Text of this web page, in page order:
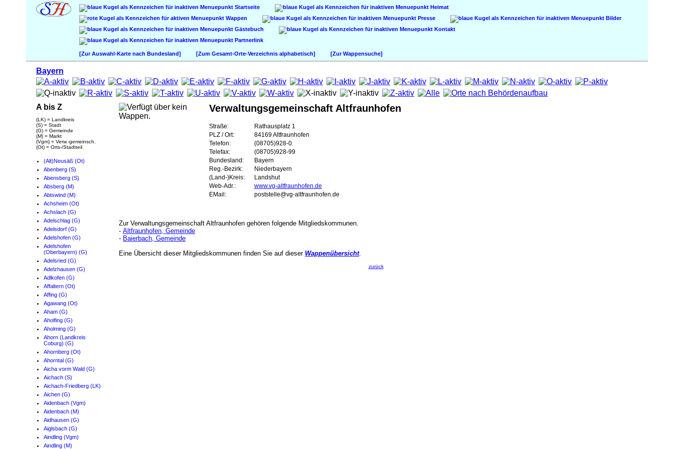
Startseite
Heimat
Wappen
Presse
Bilder
Gästebuch
Kontakt
Partnerlink
[Zur Auswahl-Karte nach Bundesland] [Zum Gesamt-Orte-Verzeichnis alphabetisch] [Zur Wappensuche]
Bayern
A bis Z
(LK) = Landkreis
(S) = Stadt
(G) = Gemeinde
(M) = Markt
(Vgm) = Verw.-gemeinsch.
(Ot) = Orts-/Stadtteil
(Alt)Neusäß (Ot)
Abenberg (S)
Abensberg (S)
Absberg (M)
Abtswind (M)
Achsheim (Ot)
Achslach (G)
Adelschlag (G)
Adelsdorf (G)
Adelshofen (G)
Adelshofen
(Oberbayern) (G)
Adelsried (G)
Adelzhausen (G)
Adlkofen (G)
Affaltern (Ot)
Affing (G)
Agawang (Ot)
Aham (G)
Aholfing (G)
Aholming (G)
Ahorn (Landkreis
Coburg) (G)
Ahornberg (Ot)
Ahorntal (G)
Aicha vorm Wald (G)
Aichach (S)
Aichach-Friedberg (LK)
Aichen (G)
Aidenbach (Vgm)
Aidenbach (M)
Aidhausen (G)
Aiglsbach (G)
Aindling (Vgm)
Aindling (M)
Verwaltungsgemeinschaft Altfraunhofen
Straße:
Rathausplatz 1
PLZ / Ort:
84169 Altfraunhofen
Telefon:
(08705)928-0
Telefax:
(08705)928-99
Bundesland:
Bayern
Reg.-Bezirk:
Niederbayern
(Land-)Kreis:
Landshut
Web-Adr.:
www.vg-altfraunhofen.de
EMail:
poststelle@vg-altfraunhofen.de
Zur Verwaltungsgemeinschaft Altfraunhofen gehören folgende Mitgliedskommunen.
- Altfraunhofen, Gemeinde
- Baierbach, Gemeinde
Eine Übersicht dieser Mitgliedskommunen finden Sie auf dieser Wappenübersicht.
zurück